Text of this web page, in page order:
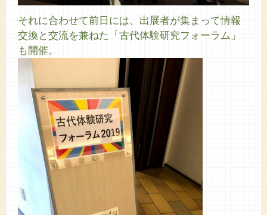
それに合わせて前日には、出展者が集まって情報
交換と交流を兼ねた「古代体験研究フォーラム」
も開催。